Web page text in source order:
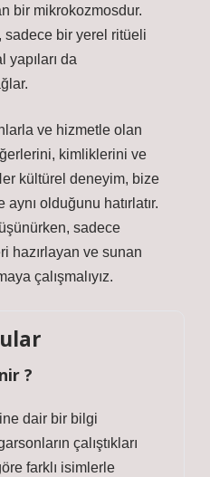
bir mikrokozmosdur.
bir yerel ritüeli
da
ve hizmetle olan
kimliklerini ve
kültürel deneyim, bize
aynı olduğunu hatırlatır.
sadece
hazırlayan ve sunan
çalışmalıyız.
?
dair bir bilgi
çalıştıkları
farklı isimlerle